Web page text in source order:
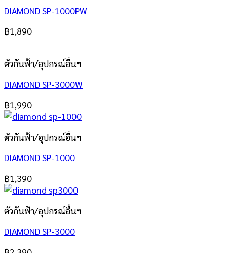
DIAMOND SP-1000PW
฿1,890
ตัวกันฟ้า/อุปกรณ์อื่นฯ
DIAMOND SP-3000W
฿1,990
ตัวกันฟ้า/อุปกรณ์อื่นฯ
DIAMOND SP-1000
฿1,390
ตัวกันฟ้า/อุปกรณ์อื่นฯ
DIAMOND SP-3000